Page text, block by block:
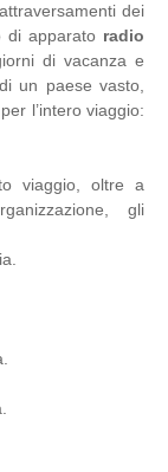
dei
di apparato radio
di vacanza e
un paese vasto,
l’intero viaggio:
viaggio, oltre a
gli